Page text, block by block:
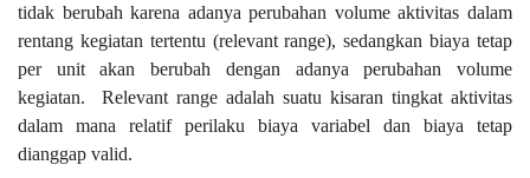
tidak berubah karena adanya perubahan volume aktivitas dalam
rentang kegiatan tertentu (relevant range), sedangkan biaya tetap
per unit akan berubah dengan adanya perubahan volume
kegiatan.
Relevant range adalah suatu kisaran tingkat aktivitas
dalam mana relatif perilaku biaya variabel dan biaya tetap
dianggap valid.